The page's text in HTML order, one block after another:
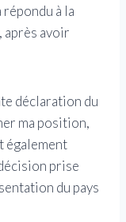
répondu à la
après avoir
déclaration du
ma position,
également
prise
du pays